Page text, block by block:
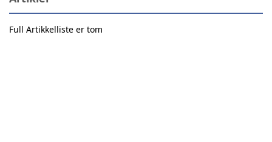
Full Artikkelliste er tom